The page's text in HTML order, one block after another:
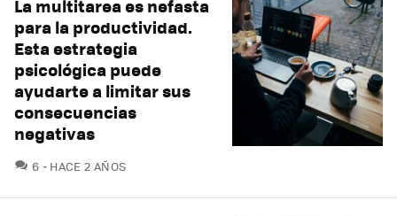
La multitarea es nefasta
para la productividad.
Esta estrategia
psicológica puede
ayudarte a limitar sus
consecuencias
negativas
6 COMENTARIOS
HACE 2 AÑOS